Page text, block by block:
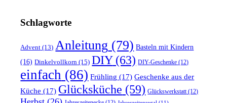
Schlagworte
Advent (13) Anleitung (79) Basteln mit Kindern
(16) Dinkelvollkorn (15) DIY(63) DIY-Geschenke (12)
einfach (86) Frühling (17) Geschenke aus der
Küche (17) Glücksküche (59) Glückswerkstatt (12)